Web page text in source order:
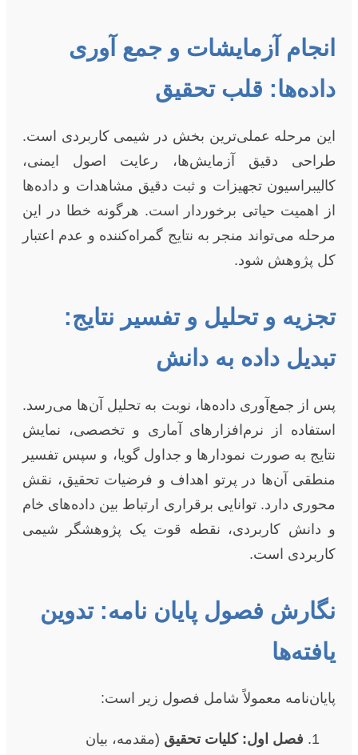
انجام آزمایشات و جمع آوری
داده‌ها: قلب تحقیق
این مرحله عملی‌ترین بخش در شیمی کاربردی است.
طراحی دقیق آزمایش‌ها، رعایت اصول ایمنی،
کالیبراسیون تجهیزات و ثبت دقیق مشاهدات و داده‌ها
از اهمیت حیاتی برخوردار است. هرگونه خطا در این
مرحله می‌تواند منجر به نتایج گمراه‌کننده و عدم اعتبار
کل پژوهش شود.
تجزیه و تحلیل و تفسیر نتایج:
تبدیل داده به دانش
پس از جمع‌آوری داده‌ها، نوبت به تحلیل آن‌ها می‌رسد.
استفاده از نرم‌افزارهای آماری و تخصصی، نمایش
نتایج به صورت نمودارها و جداول گویا، و سپس تفسیر
منطقی آن‌ها در پرتو اهداف و فرضیات تحقیق، نقش
محوری دارد. توانایی برقراری ارتباط بین داده‌های خام
و دانش کاربردی، نقطه قوت یک پژوهشگر شیمی
کاربردی است.
نگارش فصول پایان نامه: تدوین
یافته‌ها
پایان‌نامه معمولاً شامل فصول زیر است:
فصل اول: کلیات تحقیق (مقدمه، بیان